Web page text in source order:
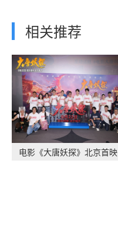
相关推荐
电影《大唐妖探》北京首映